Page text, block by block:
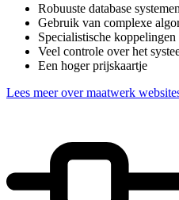
Robuuste database systemen
Gebruik van complexe
Specialistische koppelingen
Veel controle over het
Een hoger prijskaartje
Lees meer over maatwerk